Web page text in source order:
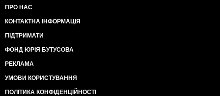
ПРО НАС
КОНТАКТНА ІНФОРМАЦІЯ
ПІДТРИМАТИ
ФОНД ЮРІЯ БУТУСОВА
РЕКЛАМА
УМОВИ КОРИСТУВАННЯ
ПОЛІТИКА КОНФІДЕНЦІЙНОСТІ